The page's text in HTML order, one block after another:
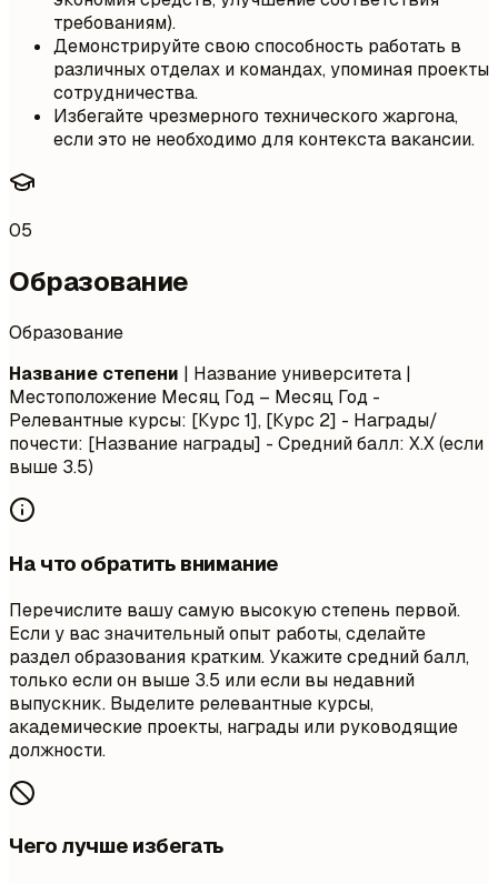
требованиям).
Демонстрируйте свою способность работать в
различных отделах и командах, упоминая проекты
сотрудничества.
Избегайте чрезмерного технического жаргона,
если это не необходимо для контекста вакансии.
05
Образование
Образование
Название степени | Название университета |
Местоположение Месяц Год – Месяц Год -
Релевантные курсы: [Курс 1], [Курс 2] - Награды/
почести: [Название награды] - Средний балл: X.X (если
выше 3.5)
На что обратить внимание
Перечислите вашу самую высокую степень первой.
Если у вас значительный опыт работы, сделайте
раздел образования кратким. Укажите средний балл,
только если он выше 3.5 или если вы недавний
выпускник. Выделите релевантные курсы,
академические проекты, награды или руководящие
должности.
Чего лучше избегать